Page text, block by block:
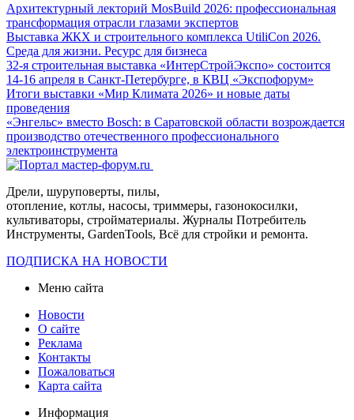
Архитектурный лекторий MosBuild 2026: профессиональная
трансформация отрасли глазами экспертов
Выставка ЖКХ и строительного комплекса UtiliCon 2026.
Среда для жизни. Ресурс для бизнеса
32-я строительная выставка «ИнтерСтройЭкспо» состоится
14-16 апреля в Санкт-Петербурге, в КВЦ «Экспофорум»
Итоги выставки «Мир Климата 2026» и новые даты
проведения
«Энгельс» вместо Bosch: в Саратовской области возрождается
производство отечественного профессионального
электроинструмента
Дрели, шуруповерты, пилы,
отопление, котлы, насосы, триммеры, газонокосилки,
культиваторы, стройматериалы. Журналы Потребитель
Инструменты, GardenTools, Всё для стройки и ремонта.
ПОДПИСКА НА НОВОСТИ
Меню сайта
Новости
О сайте
Реклама
Контакты
Пожаловаться
Карта сайта
Информация